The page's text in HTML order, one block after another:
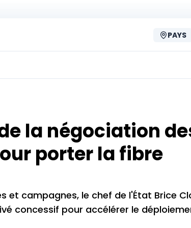
PAYS
la négociation
porter la fibre
et campagnes, le chef de l'État Brice
concessif pour accélérer le